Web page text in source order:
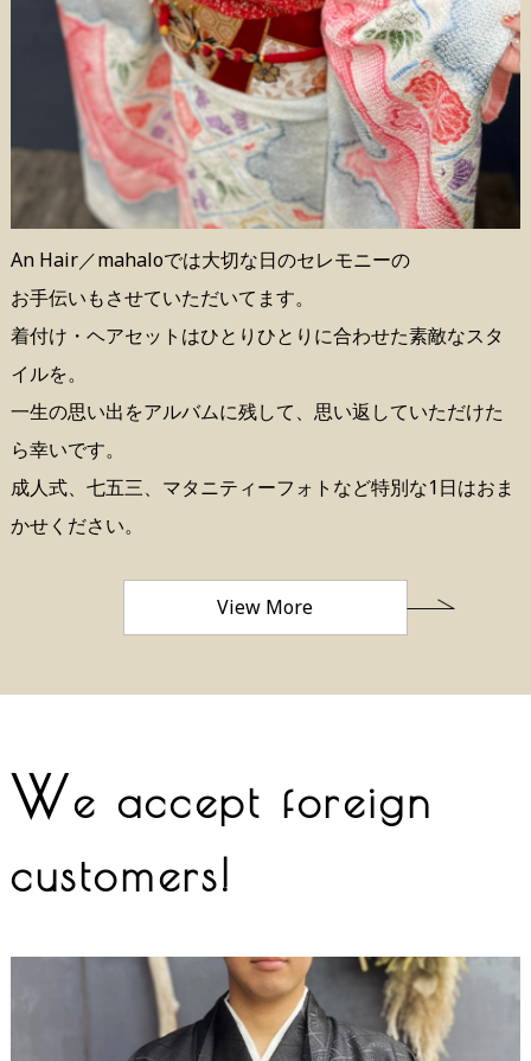
An Hair／mahaloでは大切な日のセレモニーの
お手伝いもさせていただいてます。
着付け・ヘアセットはひとりひとりに合わせた素敵なスタ
イルを。
一生の思い出をアルバムに残して、思い返していただけた
ら幸いです。
成人式、七五三、マタニティーフォトなど特別な1日はおま
かせください。
View More
We accept foreign
customers!